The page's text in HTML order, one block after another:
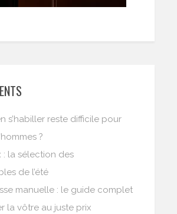
s’habiller reste difficile pour
?
: la sélection des
de l’été
manuelle : le guide complet
la vôtre au juste prix